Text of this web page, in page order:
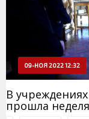
09-НОЯ 2022 12:32
В
прошла